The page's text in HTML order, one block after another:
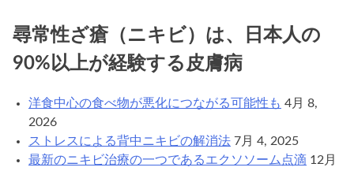
治
療
と
の
み
尋常性ざ瘡（ニキビ）は、日本人の
90%以上が経験する皮膚病
洋食中心の食べ物が悪化につながる可能性も 4月 8,
2026
ストレスによる背中ニキビの解消法 7月 4, 2025
最新のニキビ治療の一つであるエクソソーム点滴 12月